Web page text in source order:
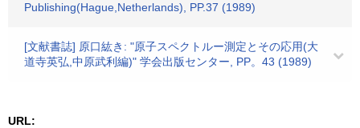
Publishing(Hague,Netherlands), PP.37 (1989)
[文献書誌] 原口紘き: "原子スペクトルー測定とその応用(大
道寺英弘,中原武利編)" 学会出版センター, PP。43 (1989)
URL: